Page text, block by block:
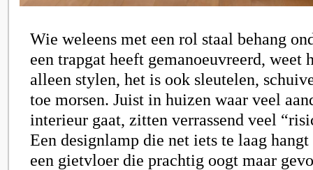
Wie weleens met een rol staal behang
een trapgat heeft gemanoeuvreerd, weet
alleen stylen, het is ook sleutelen,
toe morsen. Juist in huizen waar veel
interieur gaat, zitten verrassend veel
Een designlamp die net iets te laag
een gietvloer die prachtig oogt maar